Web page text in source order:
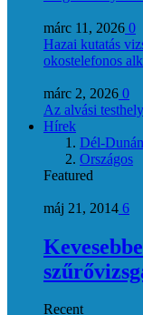
márc 11, 2026 0
Hazai kutatás
okostelefonos
márc 2, 2026 0
Az alvási
Hírek
Dél-
Országos
Featured
máj 21, 2014 6
Recent